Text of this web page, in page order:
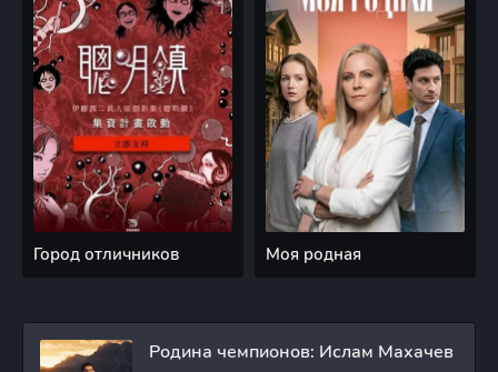
Город отличников Моя родная
Родина чемпионов: Ислам Махачев